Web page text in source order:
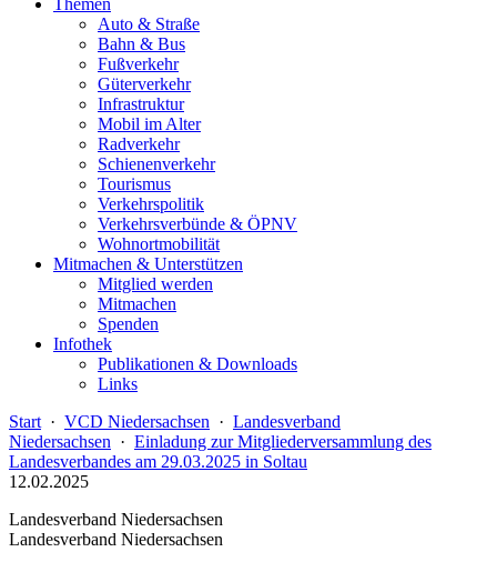
Themen
Auto & Straße
Bahn & Bus
Fußverkehr
Güterverkehr
Infrastruktur
Mobil im Alter
Radverkehr
Schienenverkehr
Tourismus
Verkehrspolitik
Verkehrsverbünde & ÖPNV
Wohnortmobilität
Mitmachen & Unterstützen
Mitglied werden
Mitmachen
Spenden
Infothek
Publikationen & Downloads
Links
Start · VCD Niedersachsen · Landesverband
Niedersachsen · Einladung zur Mitgliederversammlung des
Landesverbandes am 29.03.2025 in Soltau
12.02.2025
Landesverband Niedersachsen
Landesverband Niedersachsen